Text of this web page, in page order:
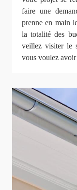
faire une
prenne en main
la totalité des
veillez visiter le
vous voulez